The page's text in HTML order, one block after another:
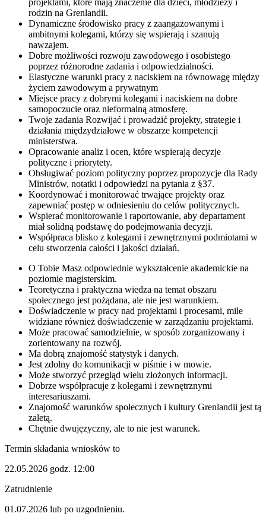
rodzin na Grenlandii.
Dynamiczne środowisko pracy z zaangażowanymi i
ambitnymi kolegami, którzy się wspierają i szanują
nawzajem.
Dobre możliwości rozwoju zawodowego i osobistego
poprzez różnorodne zadania i odpowiedzialności.
Elastyczne warunki pracy z naciskiem na równowagę między
życiem zawodowym a prywatnym
Miejsce pracy z dobrymi kolegami i naciskiem na dobre
samopoczucie oraz nieformalną atmosferę.
Twoje zadania Rozwijać i prowadzić projekty, strategie i
działania międzydziałowe w obszarze kompetencji
ministerstwa.
Opracowanie analiz i ocen, które wspierają decyzje
polityczne i priorytety.
Obsługiwać poziom polityczny poprzez propozycje dla Rady
Ministrów, notatki i odpowiedzi na pytania z §37.
Koordynować i monitorować trwające projekty oraz
zapewniać postęp w odniesieniu do celów politycznych.
Wspierać monitorowanie i raportowanie, aby departament
miał solidną podstawę do podejmowania decyzji.
Współpraca blisko z kolegami i zewnętrznymi podmiotami w
celu stworzenia całości i jakości działań.
O Tobie Masz odpowiednie wykształcenie akademickie na
poziomie magisterskim.
Teoretyczna i praktyczna wiedza na temat obszaru
społecznego jest pożądana, ale nie jest warunkiem.
Doświadczenie w pracy nad projektami i procesami, mile
widziane również doświadczenie w zarządzaniu projektami.
Może pracować samodzielnie, w sposób zorganizowany i
zorientowany na rozwój.
Ma dobrą znajomość statystyk i danych.
Jest zdolny do komunikacji w piśmie i w mowie.
Może stworzyć przegląd wielu złożonych informacji.
Dobrze współpracuje z kolegami i zewnętrznymi
interesariuszami.
Znajomość warunków społecznych i kultury Grenlandii jest tą
zaletą.
Chętnie dwujęzyczny, ale to nie jest warunek.
Termin składania wniosków to
22.05.2026 godz. 12:00
Zatrudnienie
01.07.2026 lub po uzgodnieniu.